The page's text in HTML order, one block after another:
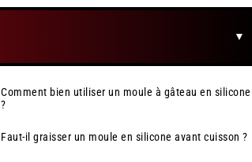
Comment bien utiliser un moule à gâteau en silicone
?
Faut-il graisser un moule en silicone avant cuisson ?